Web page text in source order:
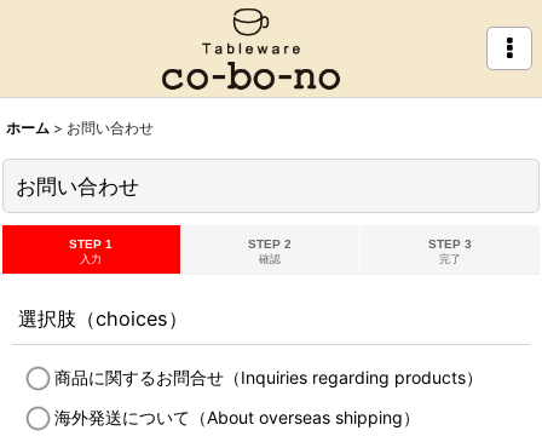
ホーム > お問い合わせ
お問い合わせ
STEP 1
入力
STEP 2
確認
STEP 3
完了
選択肢（choices）
商品に関するお問合せ（Inquiries regarding products）
海外発送について（About overseas shipping）